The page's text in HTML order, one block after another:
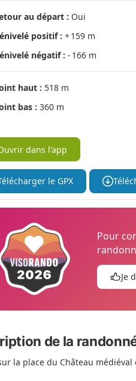
au départ : Oui
positif : + 159 m
négatif : - 166 m
haut : 518 m
bas : 360 m
dans l'app
le GPX
Pour
Je
de la
la place du Château médiéval